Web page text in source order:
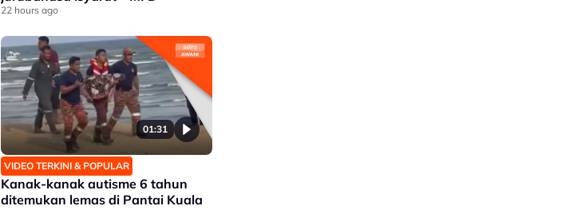
22 hours ago
01:31
VIDEO TERKINI & POPULAR
Kanak-kanak autisme 6 tahun
ditemukan lemas di Pantai Kuala